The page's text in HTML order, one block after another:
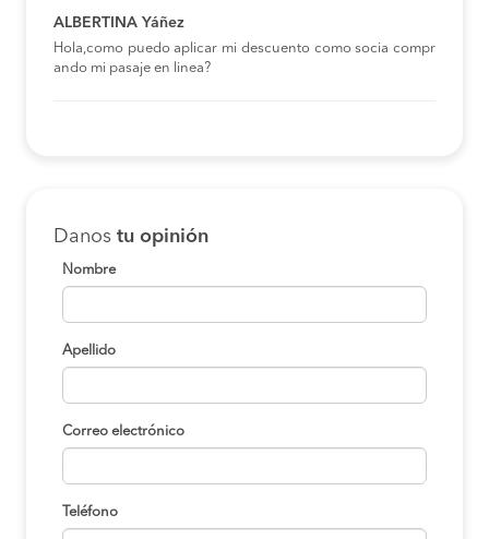
ALBERTINA Yáñez
Hola,como puedo aplicar mi descuento como socia compr
ando mi pasaje en linea?
Danos tu opinión
Nombre
Apellido
Correo electrónico
Teléfono